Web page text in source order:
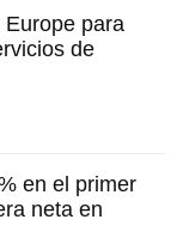
para
de
en el primer
neta en